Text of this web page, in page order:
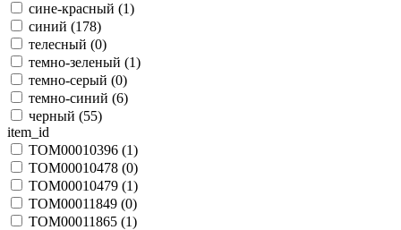
сине-красный (1)
синий (178)
телесный (0)
темно-зеленый (1)
темно-серый (0)
темно-синий (6)
черный (55)
item_id
TOM00010396 (1)
TOM00010478 (0)
TOM00010479 (1)
TOM00011849 (0)
TOM00011865 (1)